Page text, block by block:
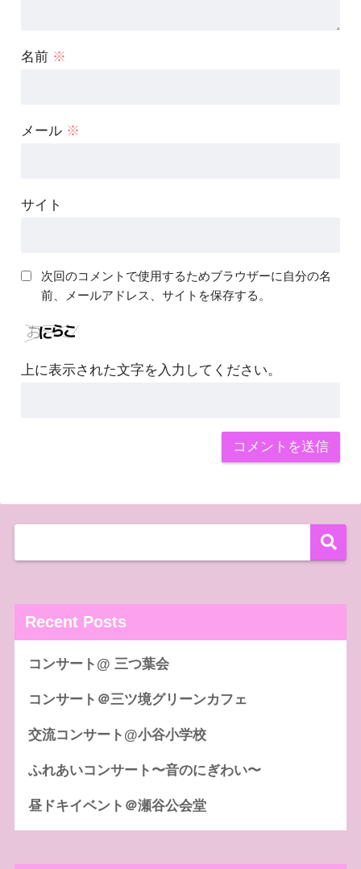
名前 ※
メール ※
サイト
次回のコメントで使用するためブラウザーに自分の名
前、メールアドレス、サイトを保存する。
上に表示された文字を入力してください。
Recent Posts
コンサート@ 三つ葉会
コンサート＠三ツ境グリーンカフェ
交流コンサート@小谷小学校
ふれあいコンサート〜音のにぎわい〜
昼ドキイベント＠瀬谷公会堂